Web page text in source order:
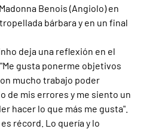
Benois (Angiolo) en
bárbara y en un final
deja una reflexión en el
gusta ponerme objetivos
mucho trabajo poder
de mis errores y me siento un
hacer lo que más me gusta".
récord. Lo quería y lo